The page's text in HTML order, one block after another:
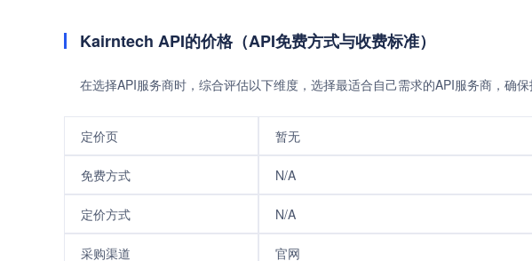
Kairntech API的价格（API免费方式与收费标准）
在选择API服务商时，综合评估以下维度，选择最适合自己需求的API服务商，确保
定价页 暂无
免费方式 N/A
定价方式 N/A
采购渠道 官网